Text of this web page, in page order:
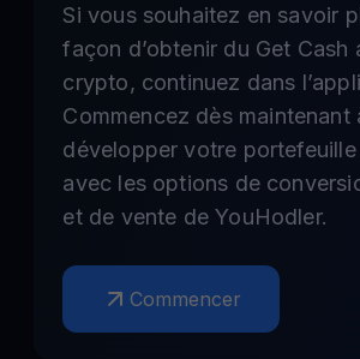
Si vous souhaitez en savoir
façon d’obtenir du Get Cash
crypto, continuez dans
Commencez dès maintenant
développer votre
avec les options de
et de vente de YouHodler.
Commencer